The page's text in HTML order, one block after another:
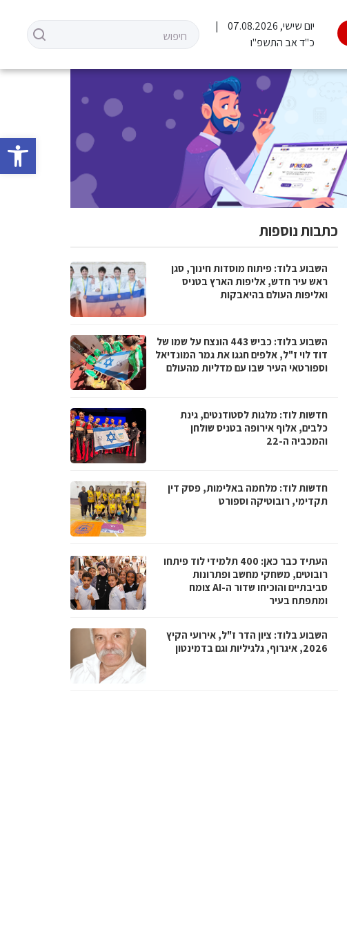
פתח
יום שישי, 07.08.2026
כ"ד אב התשפ"ו
כתבות נוספות
השבוע בלוד: פיתוח מוסדות חינוך, סגן
ראש עיר חדש, אליפות הארץ בטניס
ואליפות העולם בהיאבקות
השבוע בלוד: כביש 443 הונצח על שמו של
דוד לוי ז"ל, אלפים חגגו את גמר המונדיאל
וספורטאי העיר שבו עם מדליות מהעולם
חדשות לוד: מלגות לסטודנטים, גינת
כלבים, אלוף אירופה בטניס שולחן
והמכביה ה-22
חדשות לוד: מלחמה באלימות, פסק דין
תקדימי, רובוטיקה וספורט
העתיד כבר כאן: 400 תלמידי לוד פיתחו
רובוטים, משחקי מחשב ופתרונות
סביבתיים והוכיחו שדור ה-AI צומח
ומתפתח בעיר
השבוע בלוד: ציון הדר ז"ל, אירועי הקיץ
2026, איגרוף, גלגיליות וגם בדמינטון